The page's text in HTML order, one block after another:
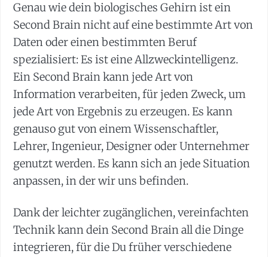
Genau wie dein biologisches Gehirn ist ein
Second Brain nicht auf eine bestimmte Art von
Daten oder einen bestimmten Beruf
spezialisiert: Es ist eine Allzweckintelligenz.
Ein Second Brain kann jede Art von
Information verarbeiten, für jeden Zweck, um
jede Art von Ergebnis zu erzeugen. Es kann
genauso gut von einem Wissenschaftler,
Lehrer, Ingenieur, Designer oder Unternehmer
genutzt werden. Es kann sich an jede Situation
anpassen, in der wir uns befinden.
Dank der leichter zugänglichen, vereinfachten
Technik kann dein Second Brain all die Dinge
integrieren, für die Du früher verschiedene